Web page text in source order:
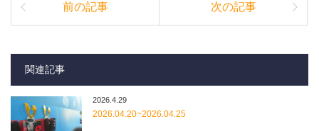
前の記事 次の記事
関連記事
2026.4.29
2026.04.20~2026.04.25